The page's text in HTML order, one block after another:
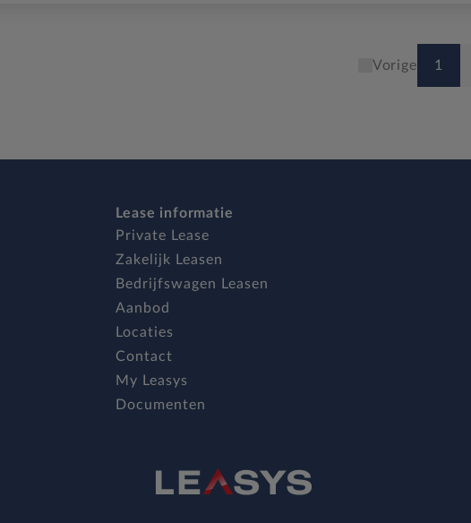
Vorige 1
Lease informatie
Private Lease
Zakelijk Leasen
Bedrijfswagen Leasen
Aanbod
Locaties
Contact
My Leasys
Documenten